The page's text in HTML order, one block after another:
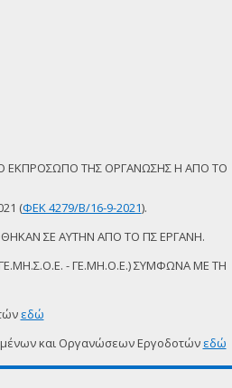
ΕΚΠΡΟΣΩΠΟ ΤΗΣ ΟΡΓΑΝΩΣΗΣ Η ΑΠΟ ΤΟ
(ΦΕΚ 4279/Β/16-9-2021).
ΣΕ ΑΥΤΗΝ ΑΠΟ ΤΟ ΠΣ ΕΡΓΑΝΗ.
- ΓΕ.ΜΗ.Ο.Ε.) ΣΥΜΦΩΝΑ ΜΕ ΤΗ
εδώ
και Οργανώσεων Εργοδοτών εδώ